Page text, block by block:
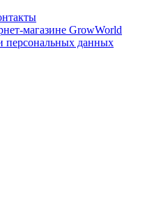
магазине GrowWorld
персональных данных